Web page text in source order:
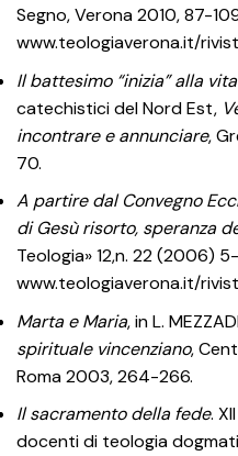
Segno, Verona 2010, 87-
www.teologiaverona.it/
Il battesimo “inizia” alla
catechistici del Nord Est,
incontrare e annunciare,
70.
A partire dal Convegno
di Gesù risorto, speranza
Teologia» 12,n. 22 (2006)
www.teologiaverona.it/
Marta e Maria, in L.
spirituale vincenziano,
Roma 2003, 264-266.
Il sacramento della fede.
docenti di teologia